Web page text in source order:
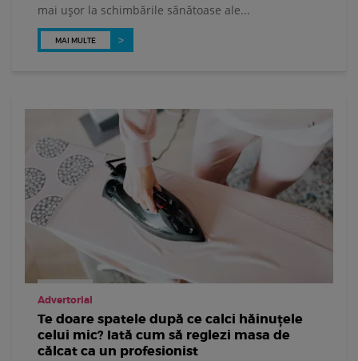
mai ușor la schimbările sănătoase ale...
MAI MULTE
Advertorial
Te doare spatele după ce calci hăinuțele
celui mic? Iată cum să reglezi masa de
călcat ca un profesionist